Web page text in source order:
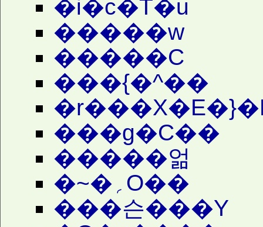
�i�c�T�u
�����w
�����C
���{�^��
���g�C��
�����얾
�~�؍O��
���슨���Y